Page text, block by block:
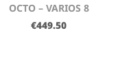
OCTO – VARIOS 8
€449.50